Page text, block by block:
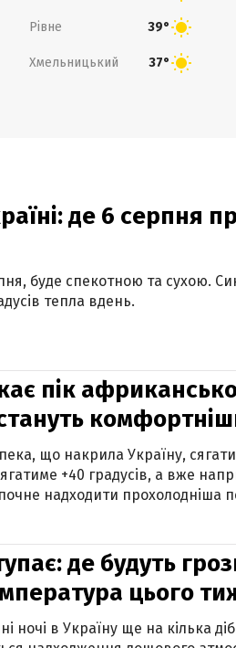
Рівне 39°
Хмельницький 37°
де 6 серпня
буде спекотною та сухою.
тепла вдень.
пік
що накрила Україну,
+40 градусів, а вже
надходити прохолодніша
де будуть
цього
ночі в Україну ще на кілька